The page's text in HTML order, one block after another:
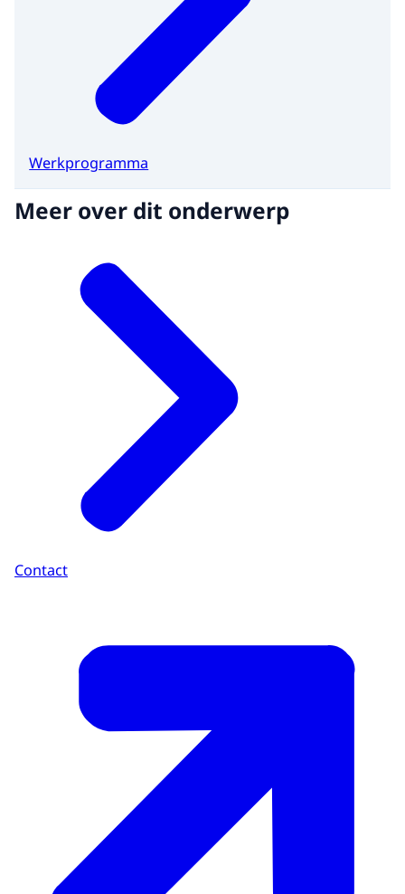
Werkprogramma
Meer over dit onderwerp
Contact